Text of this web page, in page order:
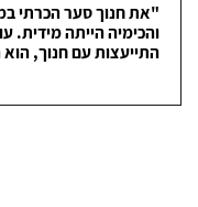
"את חנוך סער הכרתי
והכימיה הייתה מידית.
התייעצות עם חנוך,